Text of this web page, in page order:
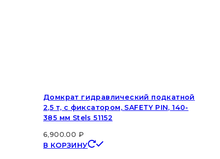
Домкрат гидравлический подкатной
2,5 т, с фиксатором, SAFETY PIN, 140-
385 мм Stels 51152
6,900.00 ₽
В КОРЗИНУ